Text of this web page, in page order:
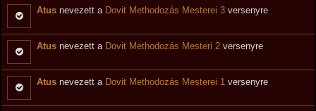
Atus nevezett a Dovit Methodozás Mesterei 3 versenyre
Atus nevezett a Dovit Methodozás Mesteri 2 versenyre
Atus nevezett a Dovit Methodozás Mesterei 1 versenyre